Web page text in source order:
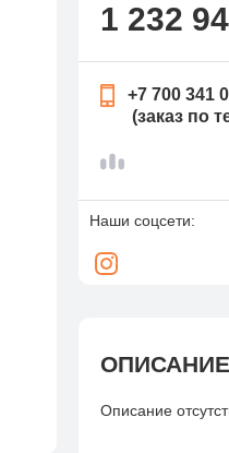
ОПИСАНИЕ
Описание
1 232
+7 700 341
(заказ по
Наши соцсети: